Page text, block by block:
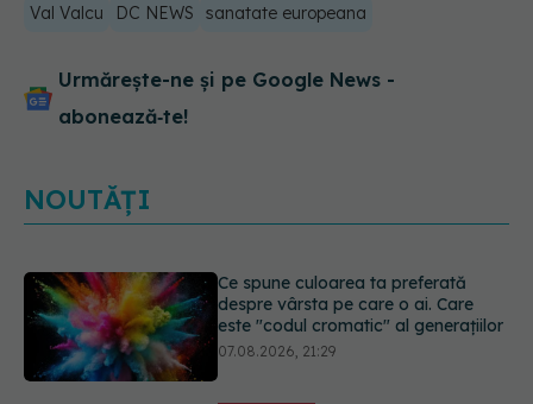
Val Valcu
DC NEWS sanatate europeana
Urmărește-ne și pe Google News -
abonează‑te!
NOUTĂȚI
Ce spune culoarea ta preferată
despre vârsta pe care o ai. Care
este "codul cromatic" al generațiilor
07.08.2026, 21:29